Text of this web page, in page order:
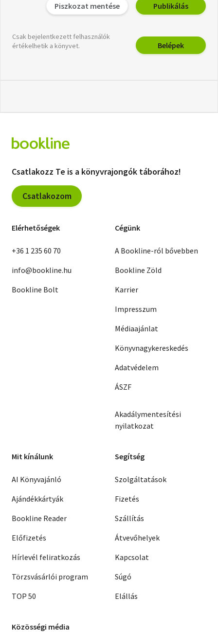
Piszkozat mentése Publikálás
Csak bejelentkezett felhasználók
értékelhetik a könyvet.
Belépek
Csatlakozz Te is a könyvrajongók táborához!
Csatlakozom
Elérhetőségek
+36 1 235 60 70
info@bookline.hu
Bookline Bolt
Cégünk
A Bookline-ról bővebben
Bookline Zöld
Karrier
Impresszum
Médiaajánlat
Könyvnagykereskedés
Adatvédelem
ÁSZF
Akadálymentesítési
nyilatkozat
Mit kínálunk
AI Könyvajánló
Ajándékkártyák
Bookline Reader
Előfizetés
Hírlevél feliratkozás
Törzsvásárlói program
TOP 50
Segítség
Szolgáltatások
Fizetés
Szállítás
Átvevőhelyek
Kapcsolat
Súgó
Elállás
Közösségi média